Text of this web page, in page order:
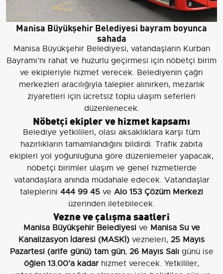
Manisa Büyükşehir Belediyesi bayram boyunca
sahada
Manisa Büyükşehir Belediyesi, vatandaşların Kurban
Bayramı’nı rahat ve huzurlu geçirmesi için nöbetçi birim
ve ekipleriyle hizmet verecek. Belediyenin çağrı
merkezleri aracılığıyla talepler alınırken, mezarlık
ziyaretleri için ücretsiz toplu ulaşım seferleri
düzenlenecek.
Nöbetçi ekipler ve hizmet kapsamı
Belediye yetkilileri, olası aksaklıklara karşı tüm
hazırlıkların tamamlandığını bildirdi. Trafik zabıta
ekipleri yol yoğunluğuna göre düzenlemeler yapacak,
nöbetçi birimler ulaşım ve genel hizmetlerde
vatandaşlara anında müdahale edecek. Vatandaşlar
taleplerini 444 99 45 ve Alo 153 Çözüm Merkezi
üzerinden iletebilecek.
Vezne ve çalışma saatleri
Manisa Büyükşehir Belediyesive Manisa Su ve
Kanalizasyon İdaresi (MASKİ) vezneleri, 25 Mayıs
Pazartesi (arife günü) tam gün, 26 Mayıs Salı günü ise
öğlen 13.00’a kadarhizmet verecek. Yetkililer,